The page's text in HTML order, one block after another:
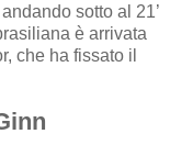
sotto al 21’
è arrivata
che ha fissato il